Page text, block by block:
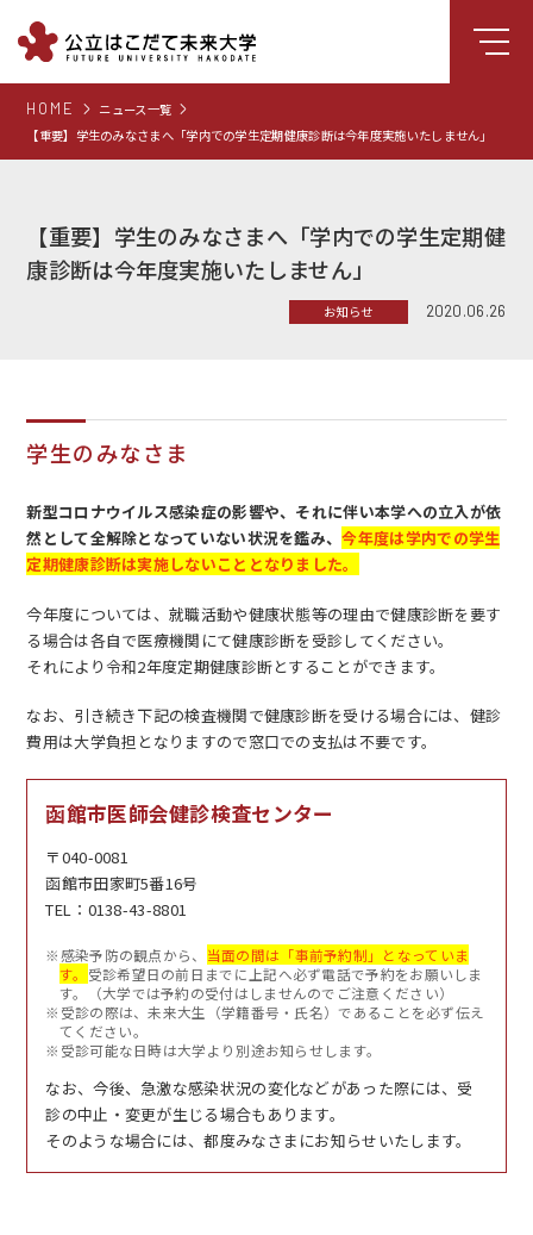
コンセプト動画
大学について
就職支援
図書館
EN アクセス お問合せ
HOME
ニュース一覧
【重要】学生のみなさまへ「学内での学生定期健康診断は今年度実施いたしません」
【重要】学生のみなさまへ「学内での学生定期健
康診断は今年度実施いたしません」
お知らせ 2020.06.26
学生のみなさま
新型コロナウイルス感染症の影響や、それに伴い本学への立入が依
然として全解除となっていない状況を鑑み、今年度は学内での学生
定期健康診断は実施しないこととなりました。
今年度については、就職活動や健康状態等の理由で健康診断を要す
る場合は各自で医療機関にて健康診断を受診してください。
それにより令和2年度定期健康診断とすることができます。
なお、引き続き下記の検査機関で健康診断を受ける場合には、健診
費用は大学負担となりますので窓口での支払は不要です。
函館市医師会健診検査センター
〒040-0081
函館市田家町5番16号
TEL：0138-43-8801
※感染予防の観点から、 当面の間は「事前予約制」となっていま
す。 受診希望日の前日までに上記へ必ず電話で予約をお願いしま
す。（大学では予約の受付はしませんのでご注意ください）
※受診の際は、未来大生（学籍番号・氏名）であることを必ず伝え
てください。
※受診可能な日時は大学より別途お知らせします。
なお、今後、急激な感染状況の変化などがあった際には、受
診の中止・変更が生じる場合もあります。
そのような場合には、都度みなさまにお知らせいたします。